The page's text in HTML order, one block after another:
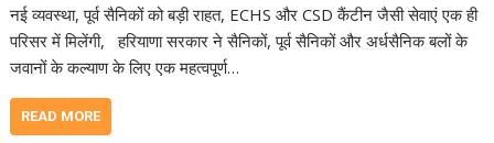
नई व्यवस्था, पूर्व सैनिकों को बड़ी राहत, ECHS और CSD कैंटीन जैसी सेवाएं एक ही
परिसर में मिलेंगी, हरियाणा सरकार ने सैनिकों, पूर्व सैनिकों और अर्धसैनिक बलों के
जवानों के कल्याण के लिए एक महत्वपूर्ण…
READ MORE